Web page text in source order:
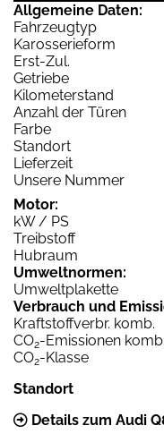
Allgemeine Daten:
Fahrzeugtyp
Karosserieform
Erst-Zul.
Getriebe
Kilometerstand
Anzahl der Türen
Farbe
Standort
Lieferzeit
Unsere Nummer
Motor:
kW / PS
Treibstoff
Hubraum
Umweltnormen:
Umweltplakette
Verbrauch und
Kraftstoffverbr. komb.
CO2-Emissionen komb.
CO2-Klasse
Standort
Details zum Audi